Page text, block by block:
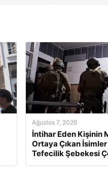
Ağustos 7, 2026
İntihar Eden Kişinin
Ortaya Çıkan
Tefecilik Şebekesi